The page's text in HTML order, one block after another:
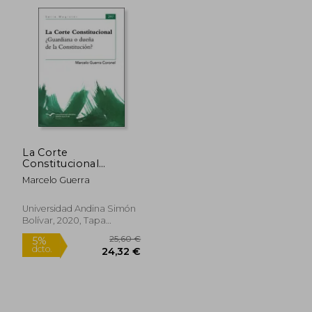
dcto. 23,79 €
La Corte
Constitucional
¿Guardiana o dueña
de la Constitución?
Marcelo Guerra
Universidad Andina Simón
Bolívar, 2020, Tapa
Blanda, Nuevo